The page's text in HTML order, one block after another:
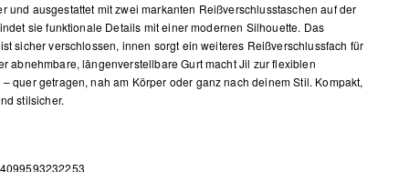
und ausgestattet mit zwei markanten Reißverschlusstaschen auf der
sie funktionale Details mit einer modernen Silhouette. Das
sicher verschlossen, innen sorgt ein weiteres Reißverschlussfach für
abnehmbare, längenverstellbare Gurt macht Jil zur flexiblen
quer getragen, nah am Körper oder ganz nach deinem Stil. Kompakt,
stilsicher.